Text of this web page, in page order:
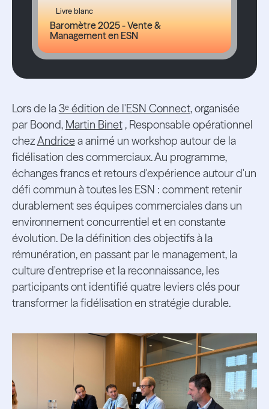
Livre blanc
Baromètre 2025 - Vente &
Management en ESN
Lors de la3ᵉ édition de l'ESN Connect, organisée
par Boond, Martin Binet, Responsable opérationnel
chezAndricea animé un workshop autour de la
fidélisation des commerciaux. Au programme,
échanges francs et retours d'expérience autour d'un
défi commun à toutes les ESN : comment retenir
durablement ses équipes commerciales dans un
environnement concurrentiel et en constante
évolution. De la définition des objectifs à la
rémunération, en passant par le management, la
culture d'entreprise et la reconnaissance, les
participants ont identifié quatre leviers clés pour
transformer la fidélisation en stratégie durable.